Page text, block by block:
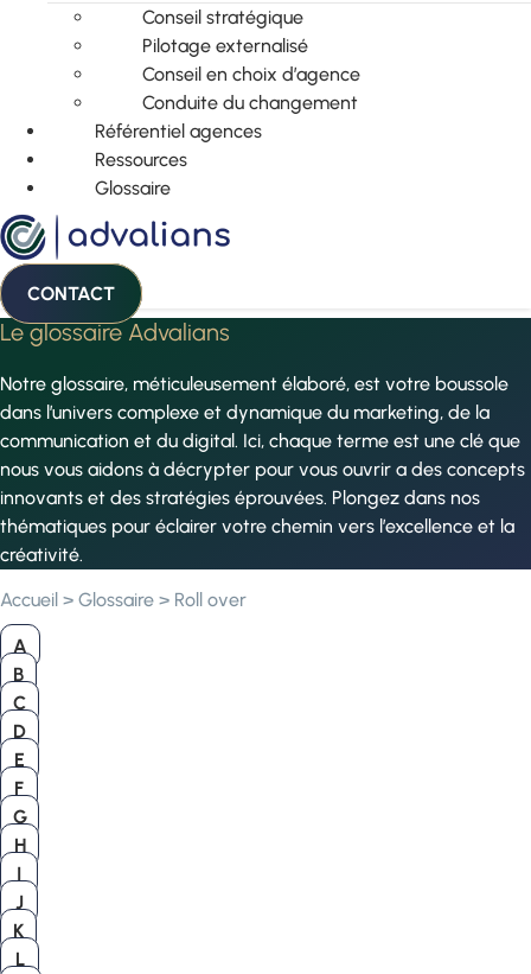
Conseil stratégique
Pilotage externalisé
Conseil en choix d’agence
Conduite du changement
Référentiel agences
Ressources
Glossaire
CONTACT
Le glossaire Advalians
Notre glossaire, méticuleusement élaboré, est votre boussole
dans l’univers complexe et dynamique du marketing, de la
communication et du digital. Ici, chaque terme est une clé que
nous vous aidons à décrypter pour vous ouvrir a des concepts
innovants et des stratégies éprouvées. Plongez dans nos
thématiques pour éclairer votre chemin vers l’excellence et la
créativité.
Accueil > Glossaire > Roll over
A
B
C
D
E
F
G
H
I
J
K
L